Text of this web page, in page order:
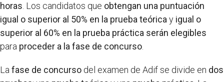
horas . Los candidatos que obtengan una puntuación
igual o superior al 50% en la prueba teórica y igual o
superior al 60% en la prueba práctica serán elegibles
para proceder a la fase de concurso
La fase de concurso del examen de Adif se divide en dos